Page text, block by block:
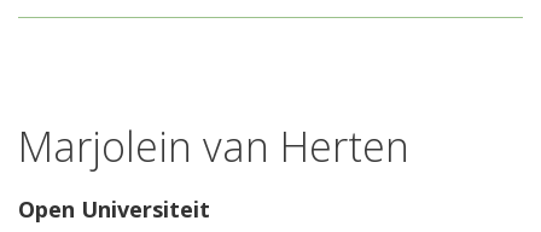
Marjolein van Herten
Open Universiteit